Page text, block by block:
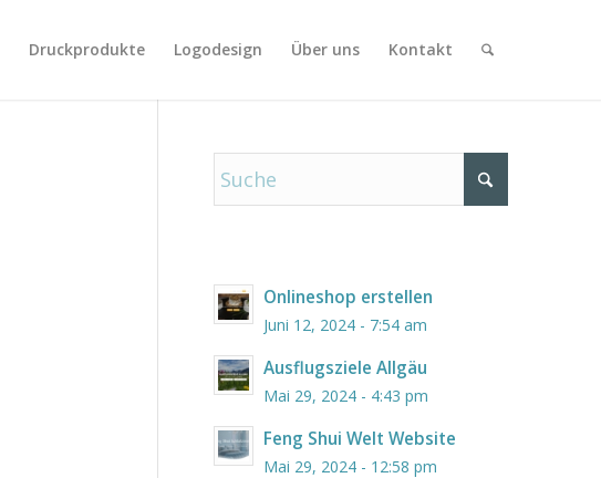
Druckprodukte Logodesign Über uns Kontakt
Onlineshop erstellen
Juni 12, 2024 - 7:54 am
Ausflugsziele Allgäu
Mai 29, 2024 - 4:43 pm
Feng Shui Welt Website
Mai 29, 2024 - 12:58 pm